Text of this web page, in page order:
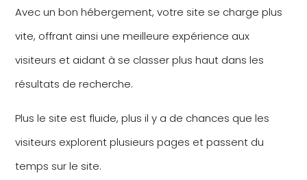
Avec un bon hébergement, votre site se charge plus
vite, offrant ainsi une meilleure expérience aux
visiteurs et aidant à se classer plus haut dans les
résultats de recherche.
Plus le site est fluide, plus il y a de chances que les
visiteurs explorent plusieurs pages et passent du
temps sur le site.